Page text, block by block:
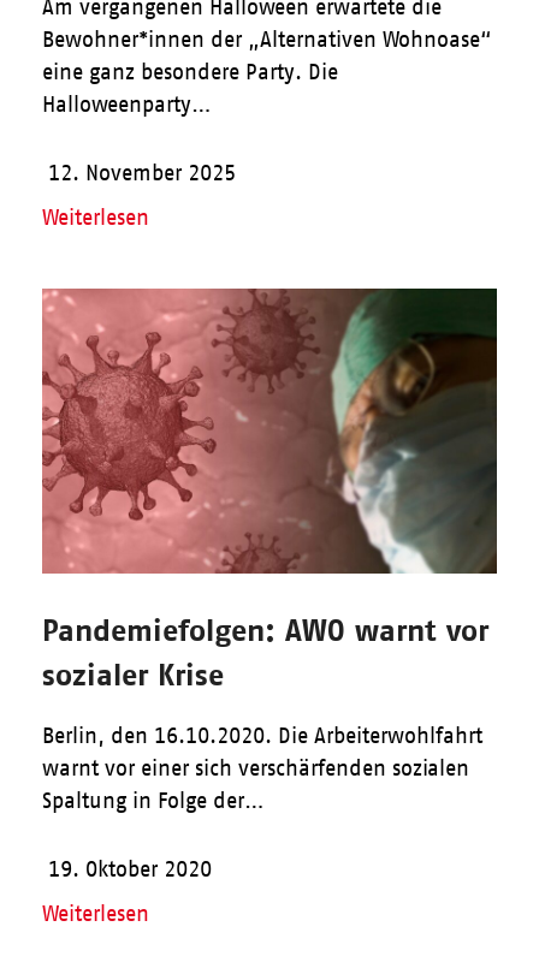
Am vergangenen Halloween erwartete die
Bewohner*innen der „Alternativen Wohnoase“
eine ganz besondere Party. Die
Halloweenparty…
12. November 2025
Weiterlesen
Pandemiefolgen: AWO warnt vor
sozialer Krise
Berlin, den 16.10.2020. Die Arbeiterwohlfahrt
warnt vor einer sich verschärfenden sozialen
Spaltung in Folge der…
19. Oktober 2020
Weiterlesen